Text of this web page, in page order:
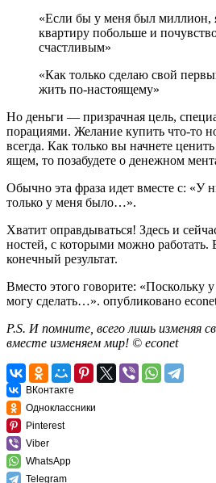
«Если бы у меня был миллион,
квартиру побольше и
счастливым»
«Как только сделаю свой
жить по-настоящему»
Но день­ги — при­зрач­ная цель,
по­ра­ци­я­ми. Же­ла­ние ку­пить что-то
все­гда. Как толь­ко вы нач­не­те
я­щем, то по­за­бу­де­те о де­неж­ном
Обыч­но эта фраза идет вме­сте с: «У
толь­ко у меня было…».
Хва­тит оправ­ды­вать­ся! Здесь и
но­стей, с ко­то­ры­ми можно ра­бо­тать.
ко­неч­ный ре­зуль­тат.
Вме­сто этого го­во­ри­те: «По­сколь­ку
могу сде­лать…». опубликовано
P.S. И помните, всего лишь изменяя
вместе изменяем мир! © econet
ВКонтакте
Одноклассники
Pinterest
Viber
WhatsApp
Telegram